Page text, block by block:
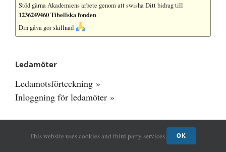
Stöd gärna Akademiens arbete genom att swisha Ditt bidrag till
1236249460 Tibellska fonden.
Din gåva gör skillnad
Ledamöter
Ledamotsförteckning »
Inloggning för ledamöter »
This website uses cookies and third party services. OK